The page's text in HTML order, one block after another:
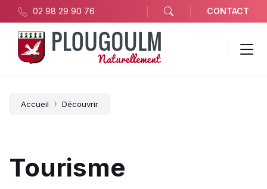
CONTACT
02 98 29 90 76
Accueil Découvrir
Tourisme